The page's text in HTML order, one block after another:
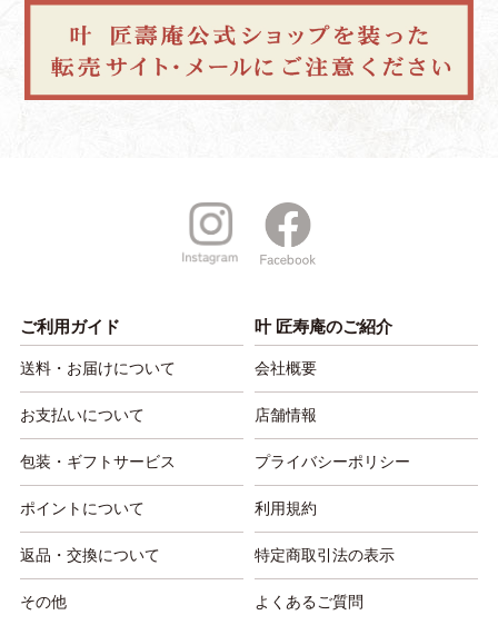
ご利用ガイド
送料・お届けについて
お支払いについて
包装・ギフトサービス
ポイントについて
返品・交換について
その他
叶 匠寿庵のご紹介
会社概要
店舗情報
プライバシーポリシー
利用規約
特定商取引法の表示
よくあるご質問